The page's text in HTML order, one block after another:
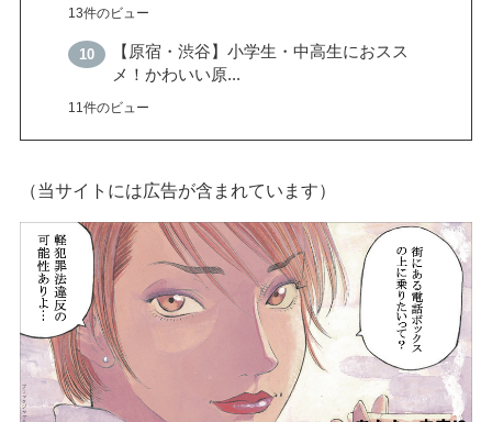
13件のビュー
【原宿・渋谷】小学生・中高生におスス
メ！かわいい原...
11件のビュー
（当サイトには広告が含まれています）